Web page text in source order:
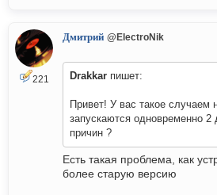
221
Дмитрий @ElectroNik
Drakkar пишет:
Привет! У вас такое случаем
запускаются одновременно 2
причин ?
Есть такая проблема, как
более старую версию